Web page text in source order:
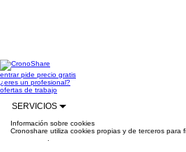
entrarpide precio gratis
¿eres un profesional?
ofertas de trabajo
SERVICIOS
Información sobre cookies
Cronoshare utiliza cookies propias y de terceros para